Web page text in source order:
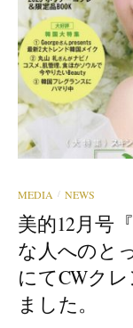
MEDIA / NEWS
美的12月号
な人へのと
にてCWク
ました。